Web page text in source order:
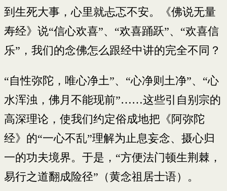
到生死大事，心里就忐忑不安。《佛说无量
寿经》说“信心欢喜”、“欢喜踊跃”、“欢喜信
乐”，我们的念佛怎么跟经中讲的完全不同？
“自性弥陀，唯心净土”、“心净则土净”、“心
水浑浊，佛月不能现前”……这些引自别宗的
高深理论，使我们约定俗成地把《阿弥陀
经》的“一心不乱”理解为止息妄念、摄心归
一的功夫境界。于是，“方便法门顿生荆棘，
易行之道翻成险径”（黄念祖居士语）。